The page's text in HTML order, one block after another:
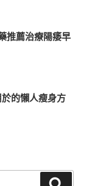
推薦治療陽痿早
的懶人瘦身方